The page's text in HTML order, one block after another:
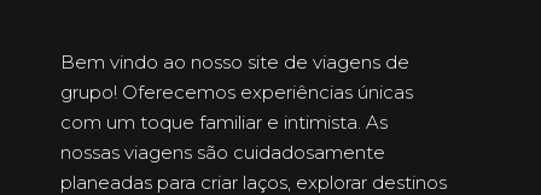
Bem vindo ao nosso site de viagens de
grupo! Oferecemos experiências únicas
com um toque familiar e intimista. As
nossas viagens são cuidadosamente
planeadas para criar laços, explorar destinos